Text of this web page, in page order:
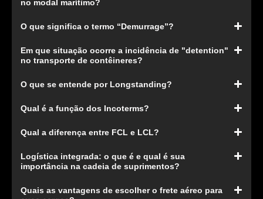
no modal marítimo?
O que significa o termo “Demurrage”?
Em que situação ocorre a incidência de "detention"
no transporte de contêineres?
O que se entende por Longstanding?
Qual é a função dos Incoterms?
Qual a diferença entre FCL e LCL?
Logística integrada: o que é e qual é sua
importância na cadeia de suprimentos?
Quais as vantagens de escolher o frete aéreo para